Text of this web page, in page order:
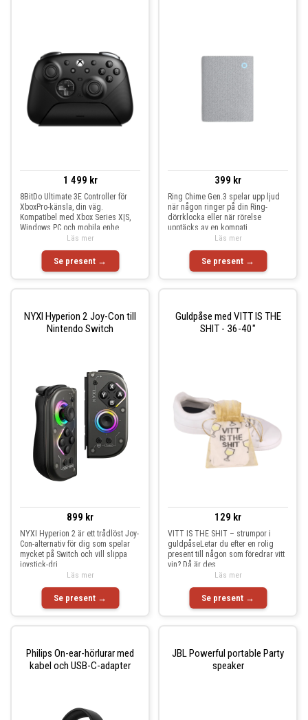
1 499 kr
8BitDo Ultimate 3E Controller för
XboxPro-känsla, din väg.
Kompatibel med Xbox Series X|S,
Windows PC och mobila enhe
Se present →
Läs mer
399 kr
Ring Chime Gen.3 spelar upp ljud
när någon ringer på din Ring-
dörrklocka eller när rörelse
upptäcks av en kompati
Se present →
Läs mer
NYXI Hyperion 2 Joy-Con till
Nintendo Switch
899 kr
NYXI Hyperion 2 är ett trådlöst Joy-
Con-alternativ för dig som spelar
mycket på Switch och vill slippa
joystick-dri
Se present →
Läs mer
Guldpåse med VITT IS THE
SHIT - 36-40"
129 kr
VITT IS THE SHIT – strumpor i
guldpåseLetar du efter en rolig
present till någon som föredrar vitt
vin? Då är des
Se present →
Läs mer
Philips On-ear-hörlurar med
kabel och USB-C-adapter
JBL Powerful portable Party
speaker